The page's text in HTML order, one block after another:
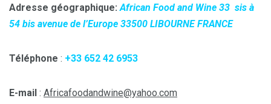
Adresse géographique:African Food and Wine 33 sis à
54 bis avenue de l’Europe 33500 LIBOURNE FRANCE
Téléphone : +33 652 42 6953
E-mail : Africafoodandwine@yahoo.com